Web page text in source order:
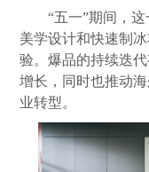
“五一”期间，
美学设计和快速制
验。爆品的持续迭
增长，同时也推动
业转型。